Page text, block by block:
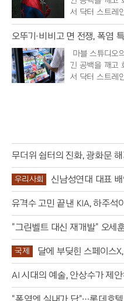
서 닥터 스트레
기억 속에..
오뚜기·비비고 면 전쟁, 폭염
마블 스튜디오
긴 공백을 깨고
서 닥터 스트레
무더위 쉼터의 진화, 광화문
우리사회 신남성연대 대표
유격수 고민 끝낸 KIA, 하주석
"그린벨트 대신 재개발" 오세
국제 달에 부딪힌 스페이스
AI 시대의 예술, 안상수가 제
"폭염엔 실내가 답"…롯데호